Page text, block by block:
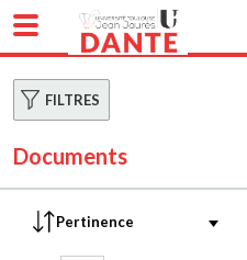
FILTRES
Documents